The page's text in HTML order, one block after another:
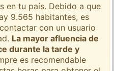
en tu país. Debido a que
9.565 habitantes, es
con un usuario
La mayor afluencia de
durante la tarde y
es recomendable